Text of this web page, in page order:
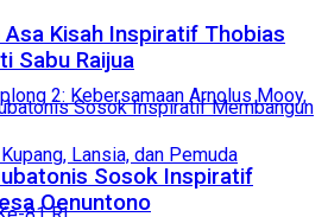
Kisah Inspiratif Thobias
Sabu Raijua
Sosok Inspiratif
Oenuntono